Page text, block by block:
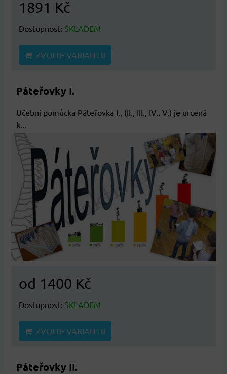
1891 Kč
Dostupnost: SKLADEM
ZVOLTE VARIANTU
Páteřovky I.
Učební pomůcka Páteřovka I., (II., III., IV., V.) je určená
k...
od 1400 Kč
Dostupnost: SKLADEM
ZVOLTE VARIANTU
Páteřovky II.